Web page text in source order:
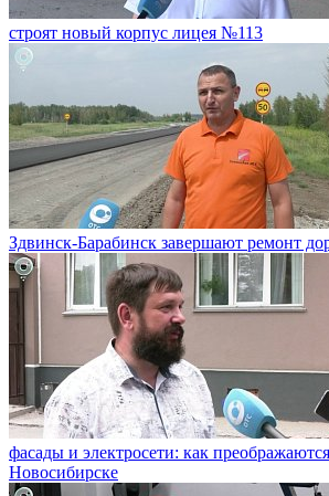
строят новый корпус лицея №113
Здвинск-Барабинск завершают ремонт
фасады и электросети: как
Новосибирске